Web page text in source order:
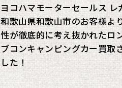
ヨコハマモーターセールス レ
和歌山県和歌山市のお客様よ
性が徹底的に考え抜かれたロ
ブコンキャンピングカー買取
した！